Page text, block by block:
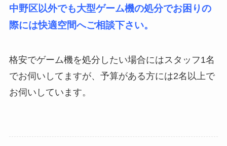
中野区以外でも大型ゲーム機の処分でお困りの
際には快適空間へご相談下さい。
格安でゲーム機を処分したい場合にはスタッフ1名
でお伺いしてますが、予算がある方には2名以上で
お伺いしています。